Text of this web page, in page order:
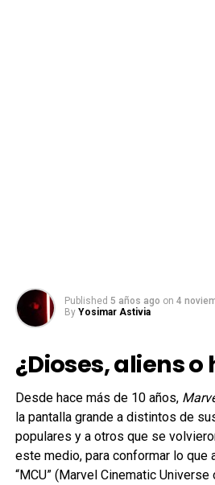
Published 5 años ago on 4
By Yosimar Astivia
¿Dioses, aliens o
Desde hace más de 10 años,
la pantalla grande a distintos de
populares y a otros que se
este medio, para conformar lo que
“MCU” (Marvel Cinematic